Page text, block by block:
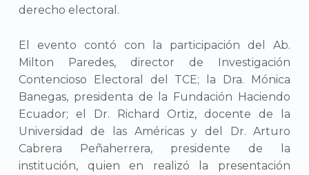
derecho electoral.
El evento contó con la participación del Ab.
Milton Paredes, director de Investigación
Contencioso Electoral del TCE; la Dra. Mónica
Banegas, presidenta de la Fundación Haciendo
Ecuador; el Dr. Richard Ortiz, docente de la
Universidad de las Américas y del Dr. Arturo
Cabrera Peñaherrera, presidente de la
institución, quien en realizó la presentación